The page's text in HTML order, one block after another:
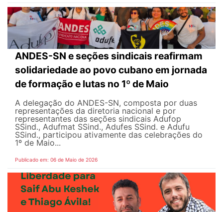
ANDES-SN e seções sindicais reafirmam
solidariedade ao povo cubano em jornada
de formação e lutas no 1º de Maio
A delegação do ANDES-SN, composta por duas
representações da diretoria nacional e por
representantes das seções sindicais Adufop
SSind., Adufmat SSind., Adufes SSind. e Adufu
SSind., participou ativamente das celebrações do
1º de Maio...
Publicado em: 06 de Maio de 2026